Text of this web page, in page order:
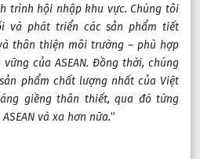
trình hội nhập khu vực. Chúng tôi
và phát triển các sản phẩm tiết
thân thiện môi trường – phù hợp
của ASEAN. Đồng thời, chúng
phẩm chất lượng nhất của Việt
giềng thân thiết, qua đó từng
và xa hơn nữa.”